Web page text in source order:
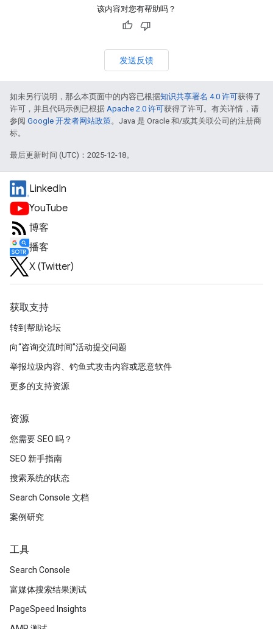
该内容对您有帮助吗？
发送反馈
如未另行说明，那么本页面中的内容已根据知识共享署名 4.0 许可获得了
许可，并且代码示例已根据 Apache 2.0 许可获得了许可。有关详情，请
参阅 Google 开发者网站政策。Java 是 Oracle 和/或其关联公司的注册商
标。
最后更新时间 (UTC)：2025-12-18。
LinkedIn
YouTube
博客
播客
X (Twitter)
获取支持
转到帮助论坛
向“咨询交流时间”活动提交问题
举报垃圾内容、钓鱼式攻击内容或恶意软件
更多的支持资源
资源
您需要 SEO 吗？
SEO 新手指南
搜索系统的状态
Search Console 文档
案例研究
工具
Search Console
富媒体搜索结果测试
PageSpeed Insights